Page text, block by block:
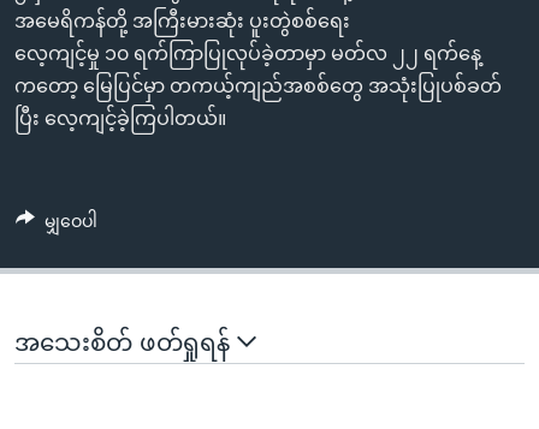
အမေရိကန်တို့ အကြီးမားဆုံး ပူးတွဲစစ်ရေး
လေ့ကျင့်မှု ၁၀ ရက်ကြာပြုလုပ်ခဲ့တာမှာ မတ်လ ၂၂ ရက်နေ့
ကတော့ မြေပြင်မှာ တကယ့်ကျည်အစစ်တွေ အသုံးပြုပစ်ခတ်
ပြီး လေ့ကျင့်ခဲ့ကြပါတယ်။
မျှဝေပါ
အသေးစိတ် ဖတ်ရှုရန်